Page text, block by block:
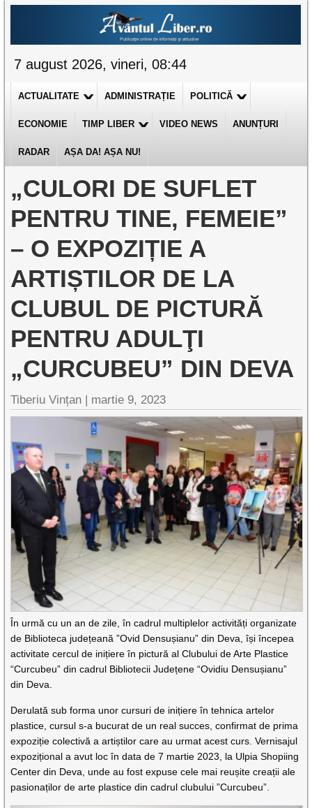
7 august 2026, vineri, 08:44
ACTUALITATE ADMINISTRAȚIE POLITICĂ
ECONOMIE TIMP LIBER VIDEO NEWS ANUNȚURI
RADAR AȘA DA! AȘA NU!
„CULORI DE SUFLET
PENTRU TINE, FEMEIE”
– O EXPOZIȚIE A
ARTIȘTILOR DE LA
CLUBUL DE PICTURĂ
PENTRU ADULŢI
„CURCUBEU” DIN DEVA
Tiberiu Vințan | martie 9, 2023
În urmă cu un an de zile, în cadrul multiplelor activități organizate
de Biblioteca județeană ”Ovid Densușianu” din Deva, își începea
activitate cercul de inițiere în pictură al Clubului de Arte Plastice
“Curcubeu” din cadrul Bibliotecii Județene “Ovidiu Densușianu”
din Deva.
Derulată sub forma unor cursuri de inițiere în tehnica artelor
plastice, cursul s-a bucurat de un real succes, confirmat de prima
expoziție colectivă a artiștilor care au urmat acest curs. Vernisajul
expozițional a avut loc în data de 7 martie 2023, la Ulpia Shopiing
Center din Deva, unde au fost expuse cele mai reușite creații ale
pasionaților de arte plastice din cadrul clubului ”Curcubeu”.